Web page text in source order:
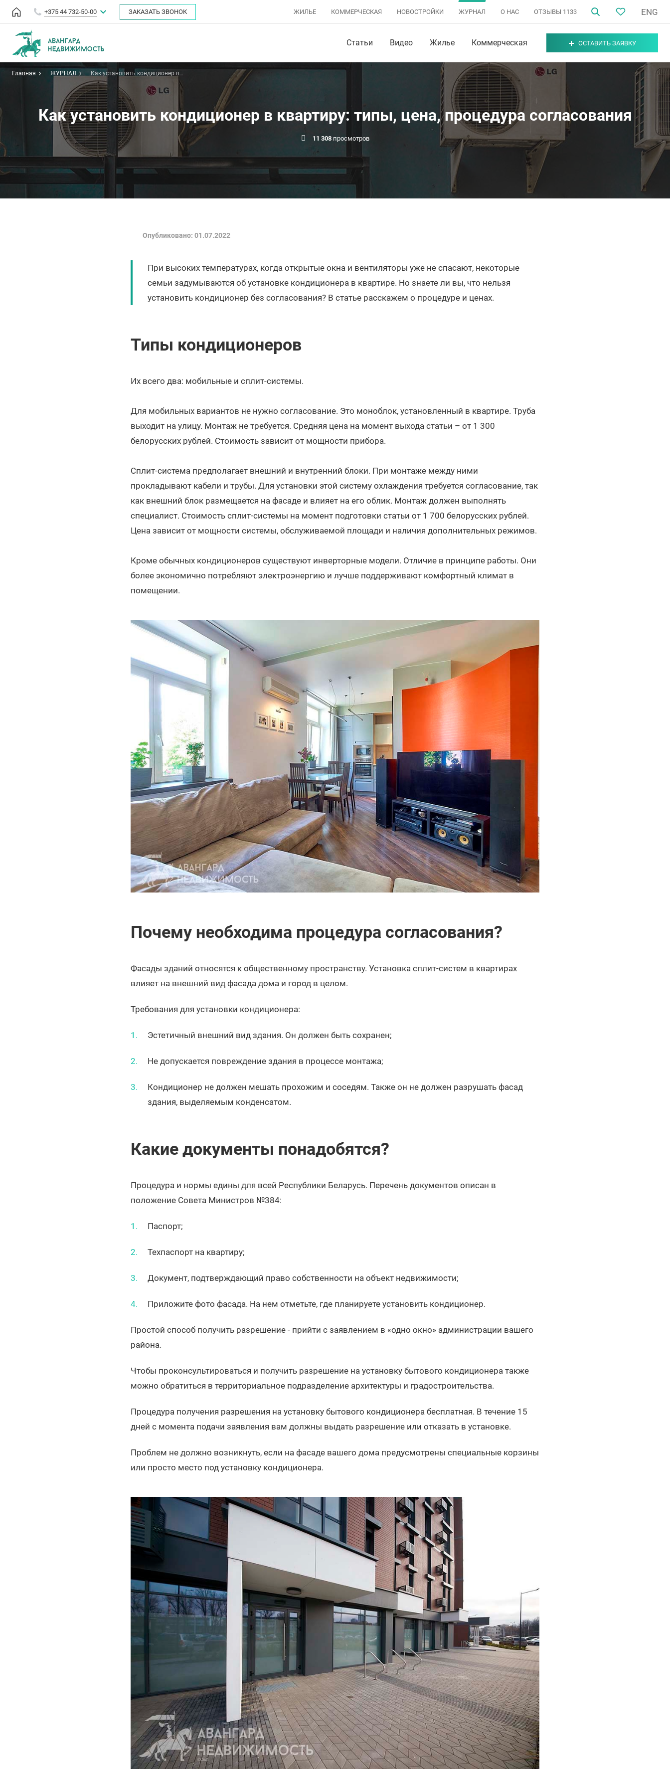
+375 44 732-50-00 ЗАКАЗАТЬ ЗВОНОК ЖИЛЬЕ КОММЕРЧЕСКАЯ НОВОСТРОЙКИ ЖУРНАЛ О НАС ОТЗЫВЫ 1133 ENG
Статьи Видео Жилье Коммерческая ОСТАВИТЬ ЗАЯВКУ
Главная ЖУРНАЛ
Как установить кондиционер в
квартиру: типы, цена, процедура
согласования
Как установить кондиционер в квартиру: типы, цена, процедура согласования
11 308просмотров
Опубликовано: 01.07.2022
При высоких температурах, когда открытые окна и вентиляторы уже не спасают, некоторые
семьи задумываются об установке кондиционера в квартире. Но знаете ли вы, что нельзя
установить кондиционер без согласования? В статье расскажем о процедуре и ценах.
Типы кондиционеров
Их всего два: мобильные и сплит-системы.
Для мобильных вариантов не нужно согласование. Это моноблок, установленный в квартире. Труба
выходит на улицу. Монтаж не требуется. Средняя цена на момент выхода статьи – от 1 300
белорусских рублей. Стоимость зависит от мощности прибора.
Сплит-система предполагает внешний и внутренний блоки. При монтаже между ними
прокладывают кабели и трубы. Для установки этой систему охлаждения требуется согласование, так
как внешний блок размещается на фасаде и влияет на его облик. Монтаж должен выполнять
специалист. Стоимость сплит-системы на момент подготовки статьи от 1 700 белорусских рублей.
Цена зависит от мощности системы, обслуживаемой площади и наличия дополнительных режимов.
Кроме обычных кондиционеров существуют инверторные модели. Отличие в принципе работы. Они
более экономично потребляют электроэнергию и лучше поддерживают комфортный климат в
помещении.
Почему необходима процедура согласования?
Фасады зданий относятся к общественному пространству. Установка сплит-систем в квартирах
влияет на внешний вид фасада дома и город в целом.
Требования для установки кондиционера:
Эстетичный внешний вид здания. Он должен быть сохранен;
Не допускается повреждение здания в процессе монтажа;
Кондиционер не должен мешать прохожим и соседям. Также он не должен разрушать фасад
здания, выделяемым конденсатом.
Какие документы понадобятся?
Процедура и нормы едины для всей Республики Беларусь. Перечень документов описан в
положение Совета Министров №384:
Паспорт;
Техпаспорт на квартиру;
Документ, подтверждающий право собственности на объект недвижимости;
Приложите фото фасада. На нем отметьте, где планируете установить кондиционер.
Простой способ получить разрешение - прийти с заявлением в «одно окно» администрации вашего
района.
Чтобы проконсультироваться и получить разрешение на установку бытового кондиционера также
можно обратиться в территориальное подразделение архитектуры и градостроительства.
Процедура получения разрешения на установку бытового кондиционера бесплатная. В течение 15
дней с момента подачи заявления вам должны выдать разрешение или отказать в установке.
Проблем не должно возникнуть, если на фасаде вашего дома предусмотрены специальные корзины
или просто место под установку кондиционера.